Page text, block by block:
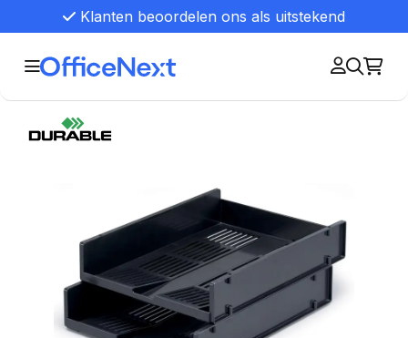
Klanten beoordelen ons als uitstekend